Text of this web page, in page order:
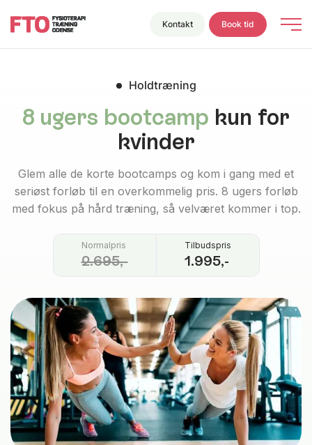
Kontakt Book tid
Holdtræning
8 ugers bootcamp kun for
kvinder
Glem alle de korte bootcamps og kom i gang med et
seriøst forløb til en overkommelig pris. 8 ugers forløb
med fokus på hård træning, så velværet kommer i top.
Normalpris
2.695,-
Tilbudspris
1.995,-